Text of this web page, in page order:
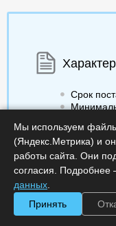
Срок
Артикул :
632 935.00a
Мы используем
(Яндекс.Метрика) и
работы сайта. Они
согласия. Подробнее
данных
Принять